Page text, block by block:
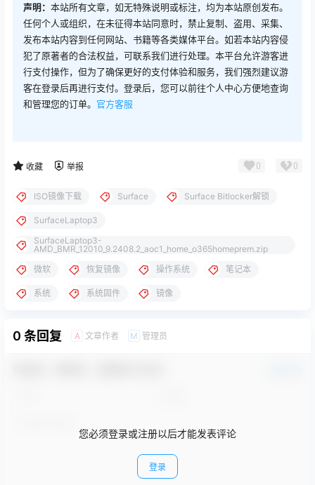
声明： 本站所有文章，如无特殊说明或标注，均为本站原创发布。
任何个人或组织，在未征得本站同意时，禁止复制、盗用、采集、
发布本站内容到任何网站、书籍等各类媒体平台。如若本站内容侵
犯了原著者的合法权益，可联系我们进行处理。本平台允许游客进
行支付操作，但为了确保更好的支付体验和服务，我们强烈建议游
客在登录后再进行支付。登录后，您可以前往个人中心方便地查询
和管理您的订单。 官方客服
收藏 举报 0 0
ISO镜像下载 Surface Surface Bitlocker解锁
SurfaceLaptop3
SurfaceLaptop3-
AMD_BMR_12010_9.2408.2_aoc1_home_o365homeprem.zip
微软
恢复镜像 操作系统 笔记本
系统 系统固件 镜像
0 条回复 A 文章作者 M 管理员
您必须登录或注册以后才能发表评论
登录